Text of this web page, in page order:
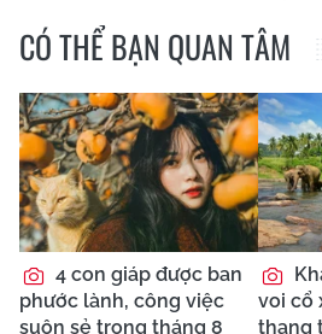
CÓ THỂ BẠN QUAN TÂM
4 con giáp được ban
phước lành, công việc
suôn sẻ trong tháng 8
voi cổ
thang